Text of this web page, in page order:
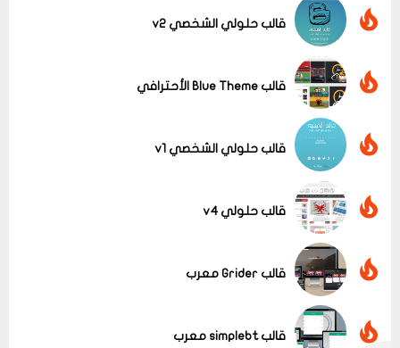
عرض الكل
قالب حلولي الشخصي v2
قالب Blue Theme الأحترافي
قالب حلولي الشخصي v1
قالب حلولي v4
قالب Grider معرب
قالب simplebt معرب